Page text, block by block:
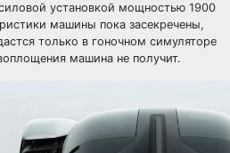
установкой мощностью 1900
машины пока засекречены,
только в гоночном симуляторе
машина не получит.